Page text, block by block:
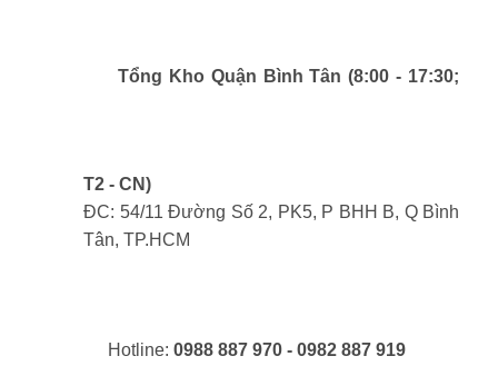
Tổng Kho Quận Bình Tân (8:00 - 17:30;
T2 - CN)
ĐC: 54/11 Đường Số 2, PK5, P BHH B, Q Bình
Tân, TP.HCM
Hotline: 0988 887 970 - 0982 887 919